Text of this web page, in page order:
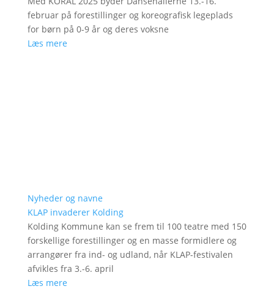
februar på forestillinger og koreografisk legeplads
for børn på 0-9 år og deres voksne
Læs mere
Nyheder og navne
KLAP invaderer Kolding
Kolding Kommune kan se frem til 100 teatre med 150
forskellige forestillinger og en masse formidlere og
arrangører fra ind- og udland, når KLAP-festivalen
afvikles fra 3.-6. april
Læs mere